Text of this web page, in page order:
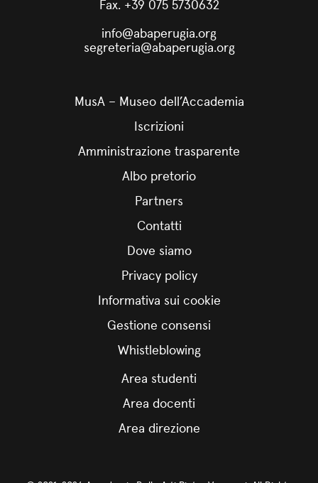
Fax. +39 075 5730632
info@abaperugia.org
segreteria@abaperugia.org
MusA – Museo dell’Accademia
Iscrizioni
Amministrazione trasparente
Albo pretorio
Partners
Contatti
Dove siamo
Privacy policy
Informativa sui cookie
Gestione consensi
Whistleblowing
Area studenti
Area docenti
Area direzione